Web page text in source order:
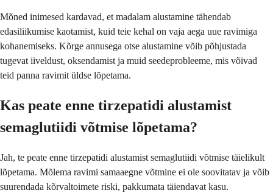
Mõned inimesed kardavad, et madalam alustamine tähendab
edasiliikumise kaotamist, kuid teie kehal on vaja aega uue ravimiga
kohanemiseks. Kõrge annusega otse alustamine võib põhjustada
tugevat iiveldust, oksendamist ja muid seedeprobleeme, mis võivad
teid panna ravimit üldse lõpetama.
Kas peate enne tirzepatidi alustamist
semaglutiidi võtmise lõpetama?
Jah, te peate enne tirzepatidi alustamist semaglutiidi võtmise täielikult
lõpetama. Mõlema ravimi samaaegne võtmine ei ole soovitatav ja võib
suurendada kõrvaltoimete riski, pakkumata täiendavat kasu.